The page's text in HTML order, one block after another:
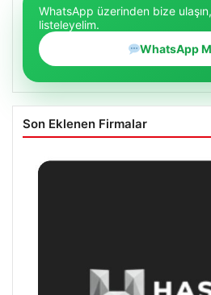
WhatsApp üzerinden bize
listeleyelim.
WhatsApp
Son Eklenen Firmalar